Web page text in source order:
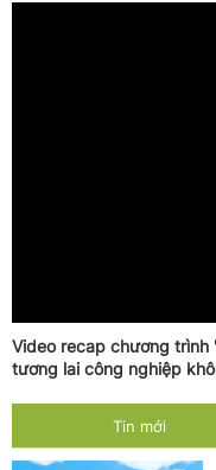
Video recap chương
tương lai công nghiệp
Tin mới